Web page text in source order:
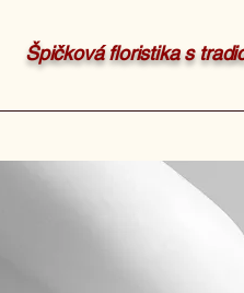
Špičková floristika s